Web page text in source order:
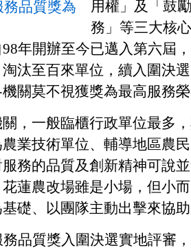
品質獎為
用權」及「鼓
務」等三大核
年開辦至今已邁入第六屆
汰至百來單位，續入圍決
關莫不視獲獎為最高服務
，一般臨櫃行政單位最多
業技術單位、輔導地區農
務的品質及創新精神可說
蓮農改場雖是小場，但小
礎、以團隊主動出擊來協
品質獎入圍決選實地評審